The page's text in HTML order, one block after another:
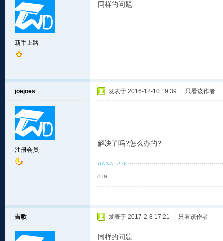
新手上路
同样的问题
joejoes
注册会员
发表于 2016-12-10 19:39 只看该作者
解决了吗?怎么办的?
o la
吉歌 发表于 2017-2-8 17:21 只看该作者
同样的问题